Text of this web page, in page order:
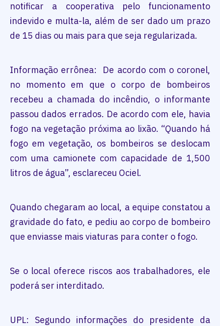
notificar a cooperativa pelo funcionamento
indevido e multa-la, além de ser dado um prazo
de 15 dias ou mais para que seja regularizada.
Informação errônea: De acordo com o coronel,
no momento em que o corpo de bombeiros
recebeu a chamada do incêndio, o informante
passou dados errados. De acordo com ele, havia
fogo na vegetação próxima ao lixão. “Quando há
fogo em vegetação, os bombeiros se deslocam
com uma camionete com capacidade de 1,500
litros de água”, esclareceu Ociel.
Quando chegaram ao local, a equipe constatou a
gravidade do fato, e pediu ao corpo de bombeiro
que enviasse mais viaturas para conter o fogo.
Se o local oferece riscos aos trabalhadores, ele
poderá ser interditado.
UPL: Segundo informações do presidente da